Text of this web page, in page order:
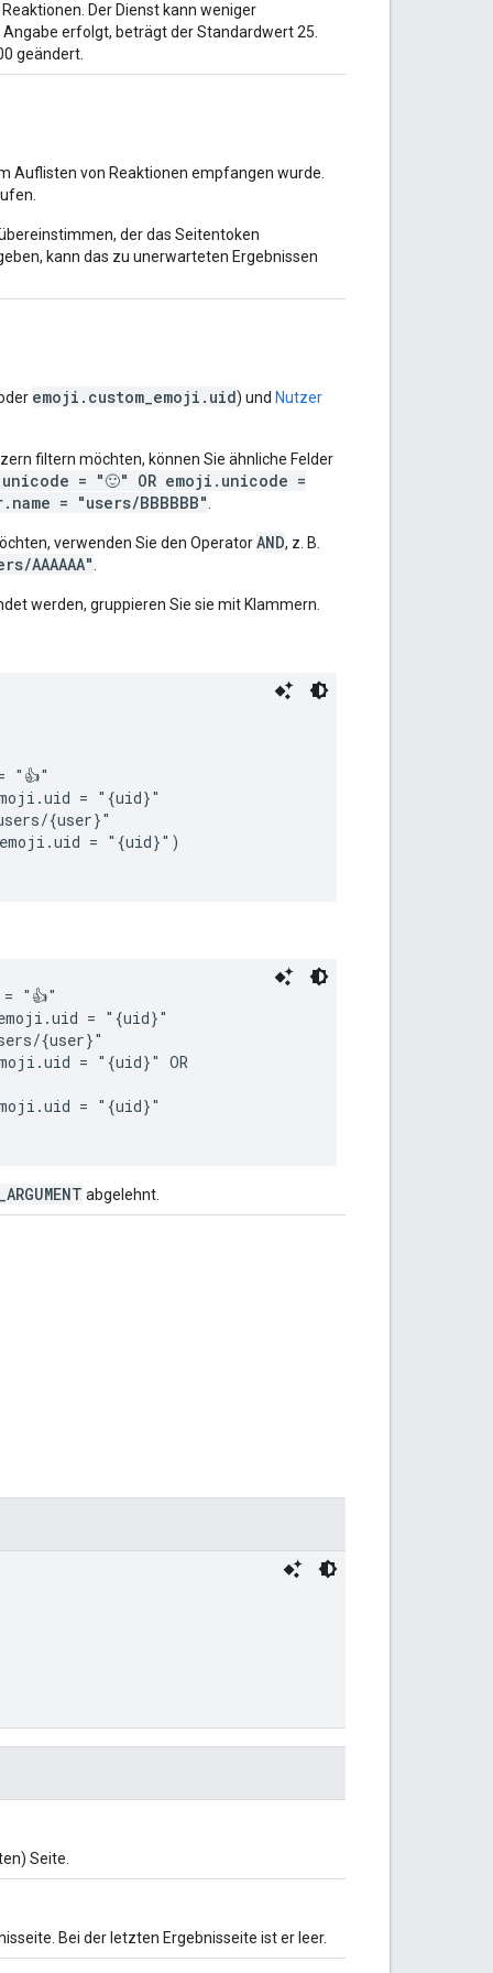
Der Dienst kann weniger
erfolgt, beträgt der Standardwert 25.
geändert.
Auflisten von Reaktionen empfangen wurde.
der das Seitentoken
kann das zu unerwarteten Ergebnissen
emoji.custom_emoji.uid) und Nutzer
filtern möchten, können Sie ähnliche Felder
= "🙂" OR emoji.unicode =
= "users/BBBBBB"
verwenden Sie den OperatorAND, z. B.
AAAAAA"
werden, gruppieren Sie sie mit Klammern.
"👍"
= "{uid}"
{user}"
= "{uid}")
= "👍"
= "{uid}"
{user}"
= "{uid}" OR
= "{uid}"
abgelehnt.
Seite.
Bei der letzten Ergebnisseite ist er leer.